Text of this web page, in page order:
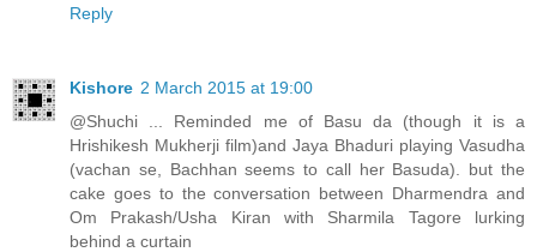
Reply
Kishore 2 March 2015 at 19:00
@Shuchi ... Reminded me of Basu da (though it is a
Hrishikesh Mukherji film)and Jaya Bhaduri playing Vasudha
(vachan se, Bachhan seems to call her Basuda). but the
cake goes to the conversation between Dharmendra and
Om Prakash/Usha Kiran with Sharmila Tagore lurking
behind a curtain